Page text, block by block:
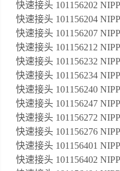
快速接头 101156202
快速接头 101156204
快速接头 101156207
快速接头 101156212
快速接头 101156232
快速接头 101156234
快速接头 101156240
快速接头 101156247
快速接头 101156272
快速接头 101156276
快速接头 101156401
快速接头 101156402